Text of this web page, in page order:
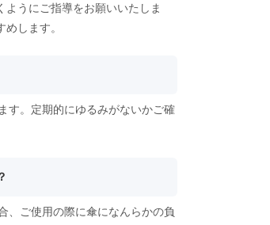
うにご指導をお願いいたしま
します。
す。定期的にゆるみがないかご確
、ご使用の際に傘になんらかの負